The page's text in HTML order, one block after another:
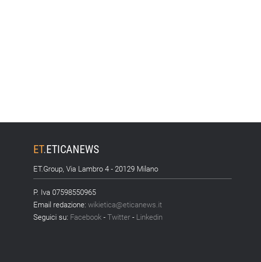
ET.ETICANEWS
ET.Group, Via Lambro 4 - 20129 Milano
P. Iva 07598550965
Email redazione:wikietica@eticanews.it
Seguici su: Facebook -Twitter - Linkedin